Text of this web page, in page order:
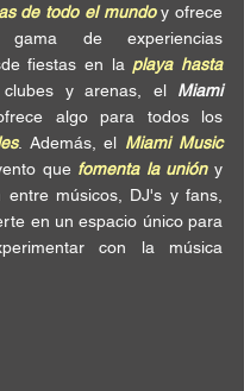
de todo el mundo y ofrece
de experiencias
fiestas en la playa hasta
y arenas, el Miami
. Además, el Miami Music
que fomenta la unión y
entre músicos, DJ's y fans,
en un espacio único para
con la música